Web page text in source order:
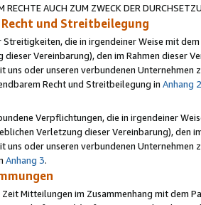
RECHTE AUCH ZUM ZWECK DER
und Streitbeilegung
die in irgendeiner Weise mit
dieser Vereinbarung), den im Rahmen dieser
uns oder unseren verbundenen
Recht und Streitbeilegung in Anhang 2
Verpflichtungen, die in irgendeiner
Verletzung dieser Vereinbarung), den
uns oder unseren verbundenen
Anhang 3.
Mitteilungen im Zusammenhang mit dem